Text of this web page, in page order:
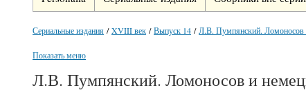
Сериальные издания /XVIII век /Выпуск 14 /Л.В. Пумпянский. Ломоносов
Показать меню
Л.В. Пумпянский. Ломоносов и